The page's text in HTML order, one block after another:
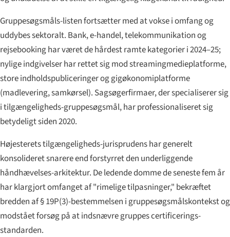
Gruppesøgsmåls-listen fortsætter med at vokse i omfang og
uddybes sektoralt. Bank, e-handel, telekommunikation og
rejsebooking har været de hårdest ramte kategorier i 2024–25;
nylige indgivelser har rettet sig mod streamingmedieplatforme,
store indholdspubliceringer og gigøkonomiplatforme
(madlevering, samkørsel). Sagsøgerfirmaer, der specialiserer sig
i tilgængeligheds-gruppesøgsmål, har professionaliseret sig
betydeligt siden 2020.
Højesterets tilgængeligheds-jurisprudens har generelt
konsolideret snarere end forstyrret den underliggende
håndhævelses-arkitektur. De ledende domme de seneste fem år
har klargjort omfanget af "rimelige tilpasninger," bekræftet
bredden af § 19P(3)-bestemmelsen i gruppesøgsmålskontekst og
modstået forsøg på at indsnævre gruppes certificerings-
standarden.